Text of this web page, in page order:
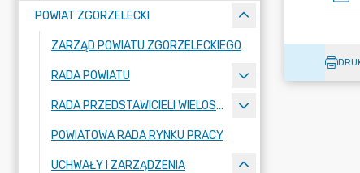
POWIAT ZGORZELECKI
ZARZĄD POWIATU ZGORZELECKIEGO
RADA POWIATU
RADA PRZEDSTAWICIELI WIELOSPECJALISTYCZNEGO ZESPOŁU OPIEKI ZDROWOTNEJ "BOLESŁAWIEC-ZGORZELEC" SAMODZIELNEGO PUBLICZNEGO ZAKŁADU OPIEKI ZDROWOTNEJ
POWIATOWA RADA RYNKU PRACY
UCHWAŁY I ZARZĄDZENIA